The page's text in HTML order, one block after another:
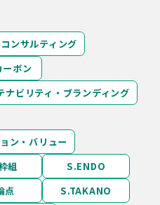
ンサルティング
ーボン
ナビリティ・ブランディング
ン・バリュー
組
S.ENDO
点
S.TAKANO